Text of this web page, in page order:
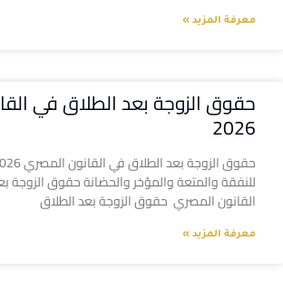
معرفة المزيد »
حقوق الزوجة بعد الطلاق في
2026
للنفقة والمتعة والمؤخر والحضانة حقوق الزوجة
القانون المصري حقوق الزوجة بعد الطلاق
معرفة المزيد »